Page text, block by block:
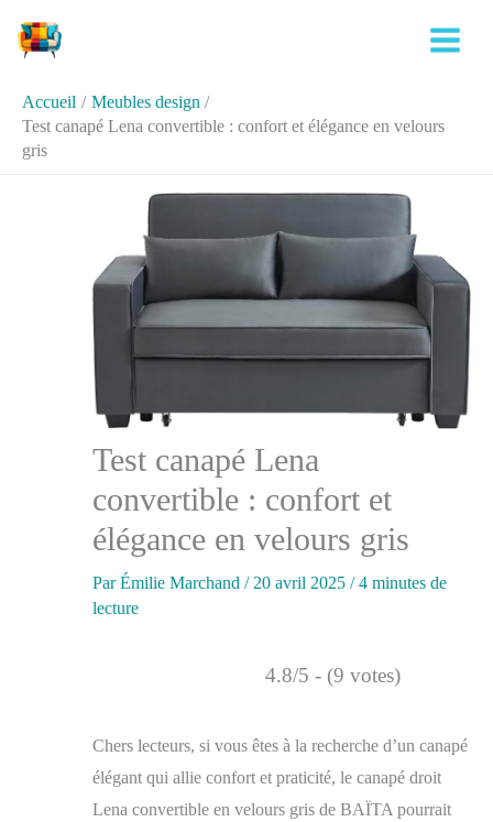
Accueil
Meubles design
Test canapé Lena convertible : confort et élégance en velours
gris
Test canapé Lena
convertible : confort et
élégance en velours gris
ParÉmilie Marchand / 20 avril 2025 /4 minutes de
lecture
4.8/5 - (9 votes)
Chers lecteurs, si vous êtes à la recherche d’un canapé
élégant qui allie confort et praticité, le canapé droit
Lena convertible en velours gris de BAÏTA pourrait